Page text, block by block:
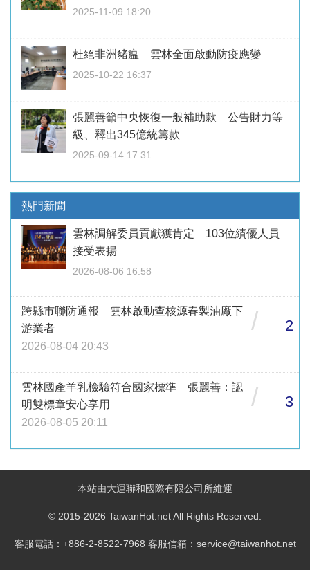
2025-11-09 18:20
杜絕非洲豬瘟 雲林全面啟動防疫應變
2025-10-22 16:37
張麗善籲中央恢復一般補助款 公告財力等
級、釋出345億統籌款
2025-09-14 17:31
熱門新聞
雲林調解委員貢獻獲肯定 103位績優人員
接受表揚
2026-08-06 16:58
跨縣市聯防通報 雲林啟動查核源春製油廠下
游業者
2026-08-04 20:43
/ 2
雲林國產羊乳檢驗符合國家標準 張麗善：認
明雙標章安心享用
2026-08-05 20:11
/ 3
本站由大運聯和國際有限公司所維運
© 2015-2026 TaiwanHot.net All Rights Reserved.
客服電話：+886-2-8522-7968 客服信箱：service@taiwanhot.net